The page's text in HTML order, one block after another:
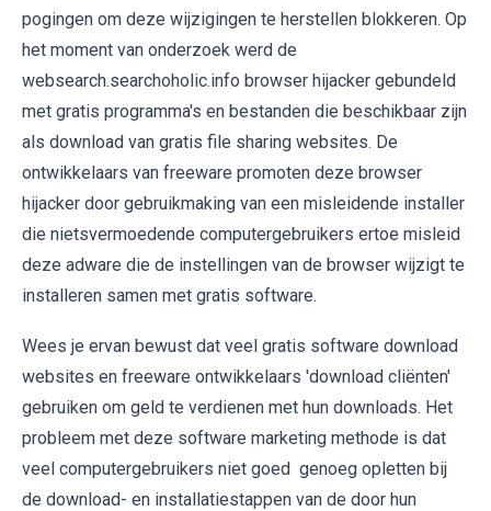
pogingen om deze wijzigingen te herstellen blokkeren. Op
het moment van onderzoek werd de
websearch.searchoholic.info browser hijacker gebundeld
met gratis programma's en bestanden die beschikbaar zijn
als download van gratis file sharing websites. De
ontwikkelaars van freeware promoten deze browser
hijacker door gebruikmaking van een misleidende installer
die nietsvermoedende computergebruikers ertoe misleid
deze adware die de instellingen van de browser wijzigt te
installeren samen met gratis software.
Wees je ervan bewust dat veel gratis software download
websites en freeware ontwikkelaars 'download cliënten'
gebruiken om geld te verdienen met hun downloads. Het
probleem met deze software marketing methode is dat
veel computergebruikers niet goed genoeg opletten bij
de download- en installatiestappen van de door hun